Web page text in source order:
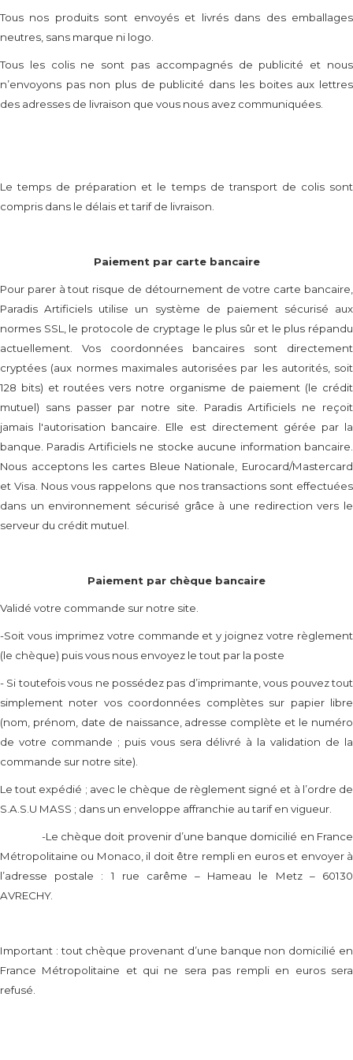
Tous nos produits sont envoyés et livrés dans des emballages
neutres, sans marque ni logo.
Tous les colis ne sont pas accompagnés de publicité et nous
n’envoyons pas non plus de publicité dans les boites aux lettres
des adresses de livraison que vous nous avez communiquées.
Le temps de préparation et le temps de transport de colis sont
compris dans le délais et tarif de livraison.
Paiement par carte bancaire
Pour parer à tout risque de détournement de votre carte bancaire,
Paradis Artificiels utilise un système de paiement sécurisé aux
normes SSL, le protocole de cryptage le plus sûr et le plus répandu
actuellement. Vos coordonnées bancaires sont directement
cryptées (aux normes maximales autorisées par les autorités, soit
128 bits) et routées vers notre organisme de paiement (le crédit
mutuel) sans passer par notre site. Paradis Artificiels ne reçoit
jamais l'autorisation bancaire. Elle est directement gérée par la
banque. Paradis Artificiels ne stocke aucune information bancaire.
Nous acceptons les cartes Bleue Nationale, Eurocard/Mastercard
et Visa. Nous vous rappelons que nos transactions sont effectuées
dans un environnement sécurisé grâce à une redirection vers le
serveur du crédit mutuel.
Paiement par chèque bancaire
Validé votre commande sur notre site.
-Soit vous imprimez votre commande et y joignez votre règlement
(le chèque) puis vous nous envoyez le tout par la poste
- Si toutefois vous ne possédez pas d’imprimante, vous pouvez tout
simplement noter vos coordonnées complètes sur papier libre
(nom, prénom, date de naissance, adresse complète et le numéro
de votre commande ; puis vous sera délivré à la validation de la
commande sur notre site).
Le tout expédié ; avec le chèque de règlement signé et à l’ordre de
S.A.S.U MASS ; dans un enveloppe affranchie au tarif en vigueur.
-Le chèque doit provenir d’une banque domicilié en France
Métropolitaine ou Monaco, il doit être rempli en euros et envoyer à
l’adresse postale : 1 rue carême – Hameau le Metz – 60130
AVRECHY.
Important : tout chèque provenant d’une banque non domicilié en
France Métropolitaine et qui ne sera pas rempli en euros sera
refusé.